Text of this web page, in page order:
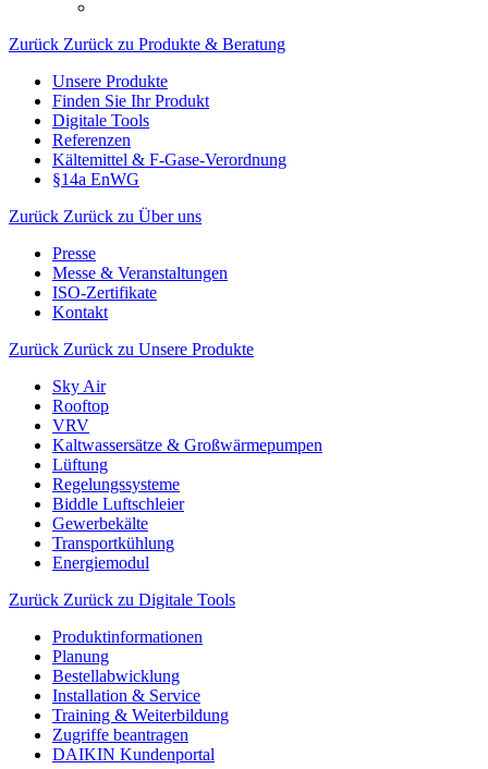
Zurück Zurück zu Produkte & Beratung
Unsere Produkte
Finden Sie Ihr Produkt
Digitale Tools
Referenzen
Kältemittel & F-Gase-Verordnung
§14a EnWG
Zurück Zurück zu Über uns
Presse
Messe & Veranstaltungen
ISO-Zertifikate
Kontakt
Zurück Zurück zu Unsere Produkte
Sky Air
Rooftop
VRV
Kaltwassersätze & Großwärmepumpen
Lüftung
Regelungssysteme
Biddle Luftschleier
Gewerbekälte
Transportkühlung
Energiemodul
Zurück Zurück zu Digitale Tools
Produktinformationen
Planung
Bestellabwicklung
Installation & Service
Training & Weiterbildung
Zugriffe beantragen
DAIKIN Kundenportal